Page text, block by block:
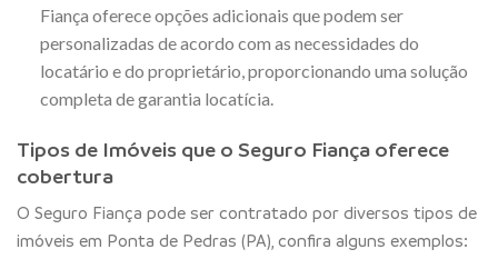
Fiança oferece opções adicionais que podem ser
personalizadas de acordo com as necessidades do
locatário e do proprietário, proporcionando uma solução
completa de garantia locatícia.
Tipos de Imóveis que o Seguro Fiança oferece
cobertura
O Seguro Fiança pode ser contratado por diversos tipos de
imóveis em Ponta de Pedras (PA), confira alguns exemplos: